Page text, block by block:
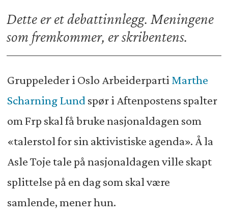
Dette er et debattinnlegg. Meningene
som fremkommer, er skribentens.
Gruppeleder i Oslo Arbeiderparti Marthe
Scharning Lund spør i Aftenpostens spalter
om Frp skal få bruke nasjonaldagen som
«talerstol for sin aktivistiske agenda». Å la
Asle Toje tale på nasjonaldagen ville skapt
splittelse på en dag som skal være
samlende, mener hun.